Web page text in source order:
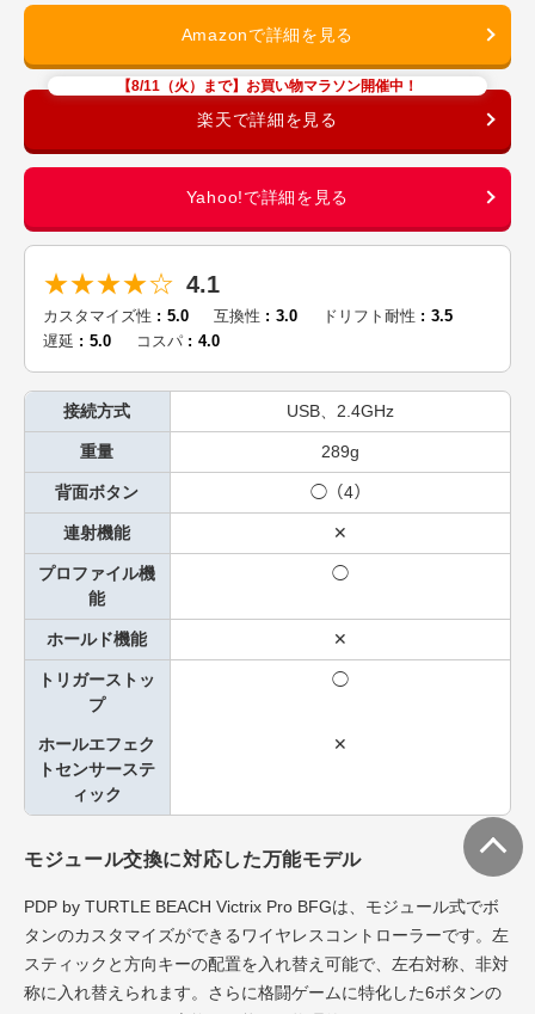
【8/11（火）まで】お買い物マラソン開催中！
★★★★☆ 4.1
カスタマイズ性 5.0 互換性 3.0 ドリフト耐性
3.5
遅延
5.0 コスパ 4.0
接続方式 USB、2.4GHz
重量 289g
背面ボタン ◯（4）
連射機能 ✕
プロファイル機
能
◯
ホールド機能 ✕
トリガーストッ
プ
◯
ホールエフェク
トセンサーステ
ィック
✕
モジュール交換に対応した万能モデル
PDP by TURTLE BEACH Victrix Pro BFGは、モジュール式でボ
タンのカスタマイズができるワイヤレスコントローラーです。左
スティックと方向キーの配置を入れ替え可能で、左右対称、非対
称に入れ替えられます。さらに格闘ゲームに特化した6ボタンの